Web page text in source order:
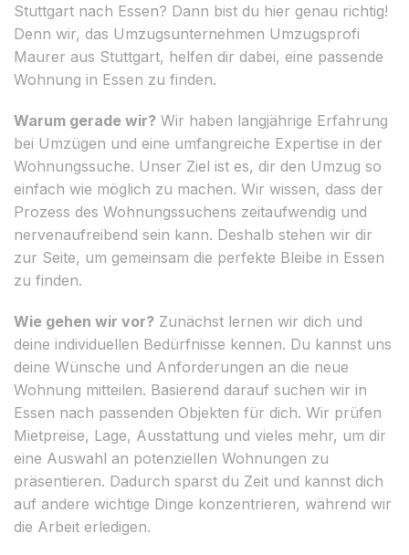
Stuttgart nach Essen? Dann bist du hier genau richtig!
Denn wir, das Umzugsunternehmen Umzugsprofi
Maurer aus Stuttgart, helfen dir dabei, eine passende
Wohnung in Essen zu finden.
Warum gerade wir? Wir haben langjährige Erfahrung
bei Umzügen und eine umfangreiche Expertise in der
Wohnungssuche. Unser Ziel ist es, dir den Umzug so
einfach wie möglich zu machen. Wir wissen, dass der
Prozess des Wohnungssuchens zeitaufwendig und
nervenaufreibend sein kann. Deshalb stehen wir dir
zur Seite, um gemeinsam die perfekte Bleibe in Essen
zu finden.
Wie gehen wir vor? Zunächst lernen wir dich und
deine individuellen Bedürfnisse kennen. Du kannst uns
deine Wünsche und Anforderungen an die neue
Wohnung mitteilen. Basierend darauf suchen wir in
Essen nach passenden Objekten für dich. Wir prüfen
Mietpreise, Lage, Ausstattung und vieles mehr, um dir
eine Auswahl an potenziellen Wohnungen zu
präsentieren. Dadurch sparst du Zeit und kannst dich
auf andere wichtige Dinge konzentrieren, während wir
die Arbeit erledigen.